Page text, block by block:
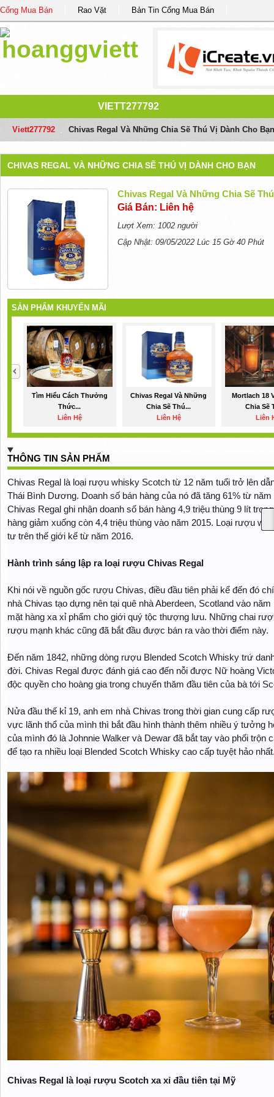
Cổng Mua Bán Rao Vặt Bản Tin Cổng Mua Bán
VIETT277792
Viett277792 Chivas Regal Và Những Chia Sẽ Thú Vị Dành Cho Bạn
CHIVAS REGAL VÀ NHỮNG CHIA SẼ THÚ VỊ DÀNH CHO BẠN
Chivas Regal Và Những Chia Sẽ
Giá Bán: Liên hệ
Lượt Xem: 1002 người
Cập Nhật: 09/05/2022 Lúc 15 Gờ 40 Phút
SẢN PHẨM KHUYẾN MÃI
Tìm Hiểu Cách Thưởng
Thức...
Liên Hệ
Chivas Regal Và Những
Chia Sẽ Thú...
Liên Hệ
Mortlach 18
Chia Sẽ
Liên
THÔNG TIN SẢN PHẨM
Chivas Regal là loại rượu whisky Scotch từ 12 năm tuổi trở lên
Thái Bình Dương. Doanh số bán hàng của nó đã tăng 61% từ
Chivas Regal ghi nhận doanh số bán hàng 4,9 triệu thùng 9 lít
hàng giảm xuống còn 4,4 triệu thùng vào năm 2015. Loại rượu
tư trên thế giới kể từ năm 2016.
Hành trình sáng lập ra loại rượu Chivas Regal
Khi nói về nguồn gốc rượu Chivas, điều đầu tiên phải kể đến đó
nhà Chivas tạo dựng nên tại quê nhà Aberdeen, Scotland vào
mặt hàng xa xỉ phẩm cho giới quý tộc thượng lưu. Những chai
rượu mạnh khác cũng đã bắt đầu được bán ra vào thời điểm này.
Đến năm 1842, những dòng rượu Blended Scotch Whisky trứ
đời. Chivas Regal được đánh giá cao đến nỗi được Nữ hoàng
độc quyền cho hoàng gia trong chuyến thăm đầu tiên của bà tới
Nửa đầu thế kỉ 19, anh em nhà Chivas trong thời gian cung cấp
vực lãnh thổ của mình thì bắt đầu hình thành thêm nhiều ý tưởng
của mình đó là Johnnie Walker và Dewar đã bắt tay vào phối
để tạo ra nhiều loại Blended Scotch Whisky cao cấp tuyệt hảo
Chivas Regal là loại rượu Scotch xa xỉ đầu tiên tại Mỹ